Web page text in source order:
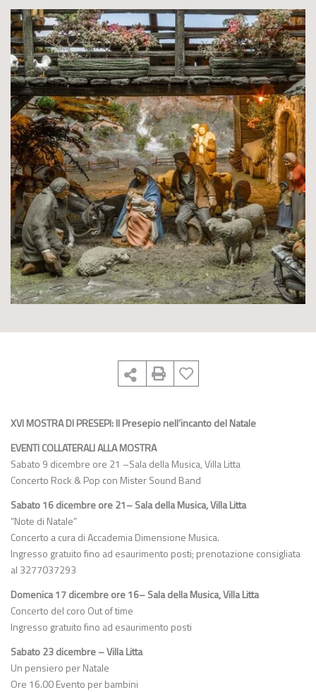
XVI MOSTRA DI PRESEPI: Il Presepio nell’incanto del Natale
EVENTI COLLATERALI ALLA MOSTRA
Sabato 9 dicembre ore 21 –Sala della Musica, Villa Litta
Concerto Rock & Pop con Mister Sound Band
Sabato 16 dicembre ore 21– Sala della Musica, Villa Litta
“Note di Natale”
Concerto a cura di Accademia Dimensione Musica.
Ingresso gratuito fino ad esaurimento posti; prenotazione consigliata
al 3277037293
Domenica 17 dicembre ore 16– Sala della Musica, Villa Litta
Concerto del coro Out of time
Ingresso gratuito fino ad esaurimento posti
Sabato 23 dicembre – Villa Litta
Un pensiero per Natale
Ore 16.00 Evento per bambini